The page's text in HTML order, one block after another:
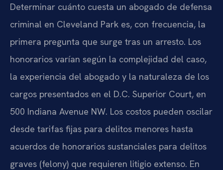
Determinar cuánto cuesta un abogado de defensa
criminal en Cleveland Park es, con frecuencia, la
primera pregunta que surge tras un arresto. Los
honorarios varían según la complejidad del caso,
la experiencia del abogado y la naturaleza de los
cargos presentados en el D.C. Superior Court, en
500 Indiana Avenue NW. Los costos pueden oscilar
desde tarifas fijas para delitos menores hasta
acuerdos de honorarios sustanciales para delitos
graves (felony) que requieren litigio extenso. En